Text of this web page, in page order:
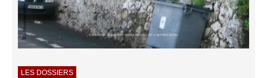
LES DOSSIERS